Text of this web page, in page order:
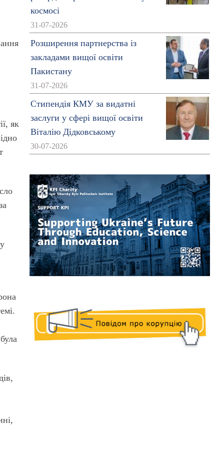
як
космосі
31-07-2026
Розширення партнерства із
закладами вищої освіти
Пакистану
31-07-2026
Стипендія КМУ за видатні
заслуги у сфері вищої освіти
Віталію Дідковському
30-07-2026